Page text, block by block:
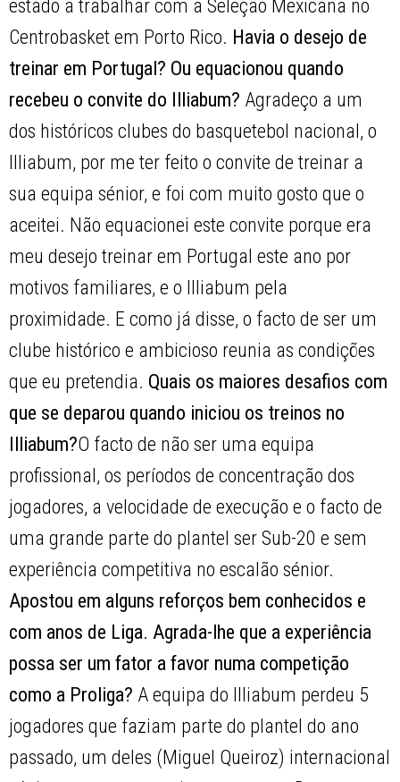
estado a trabalhar com a Seleção Mexicana no
Centrobasket em Porto Rico. Havia o desejo de
treinar em Portugal? Ou equacionou quando
recebeu o convite do Illiabum? Agradeço a um
dos históricos clubes do basquetebol nacional, o
Illiabum, por me ter feito o convite de treinar a
sua equipa sénior, e foi com muito gosto que o
aceitei. Não equacionei este convite porque era
meu desejo treinar em Portugal este ano por
motivos familiares, e o Illiabum pela
proximidade. E como já disse, o facto de ser um
clube histórico e ambicioso reunia as condições
que eu pretendia. Quais os maiores desafios com
que se deparou quando iniciou os treinos no
Illiabum?O facto de não ser uma equipa
profissional, os períodos de concentração dos
jogadores, a velocidade de execução e o facto de
uma grande parte do plantel ser Sub-20 e sem
experiência competitiva no escalão sénior.
Apostou em alguns reforços bem conhecidos e
com anos de Liga. Agrada-lhe que a experiência
possa ser um fator a favor numa competição
como a Proliga? A equipa do Illiabum perdeu 5
jogadores que faziam parte do plantel do ano
passado, um deles (Miguel Queiroz) internacional